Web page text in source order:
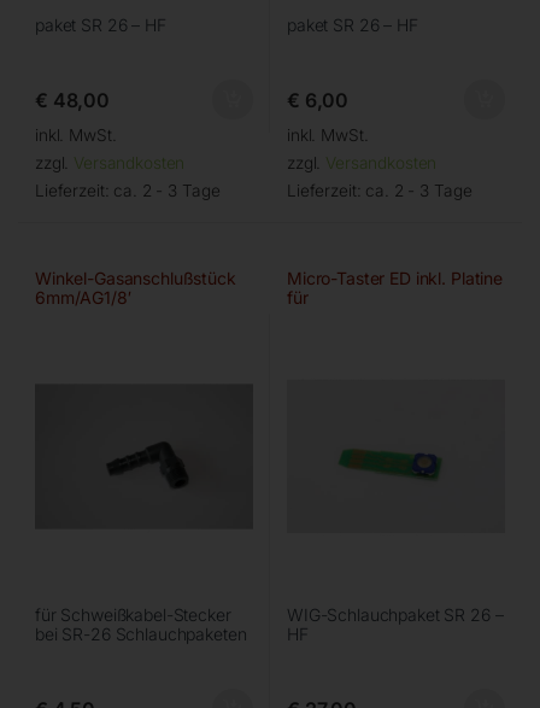
paket SR 26 – HF
€ 48,00
inkl. MwSt.
zzgl. Versandkosten
Lieferzeit: ca. 2 - 3 Tage
paket SR 26 – HF
€ 6,00
inkl. MwSt.
zzgl. Versandkosten
Lieferzeit: ca. 2 - 3 Tage
Winkel-Gasanschlußstück
6mm/AG1/8′
für Schweißkabel-Stecker
bei SR-26 Schlauchpaketen
Micro-Taster ED inkl. Platine
für
WIG-Schlauchpaket SR 26 –
HF